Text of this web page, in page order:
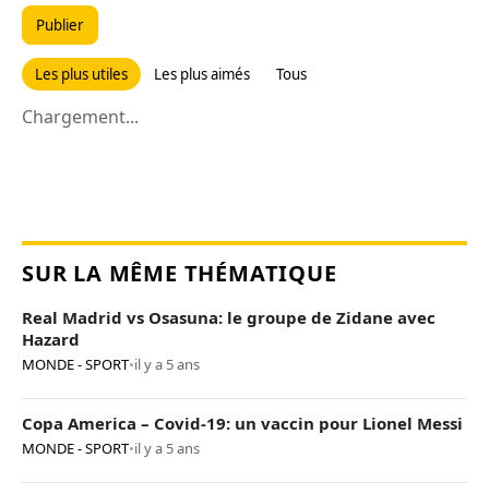
Publier
Les plus utiles Les plus aimés Tous
Chargement...
SUR LA MÊME THÉMATIQUE
Real Madrid vs Osasuna: le groupe de Zidane avec
Hazard
MONDE - SPORT•il y a 5 ans
Copa America – Covid-19: un vaccin pour Lionel Messi
MONDE - SPORT•il y a 5 ans